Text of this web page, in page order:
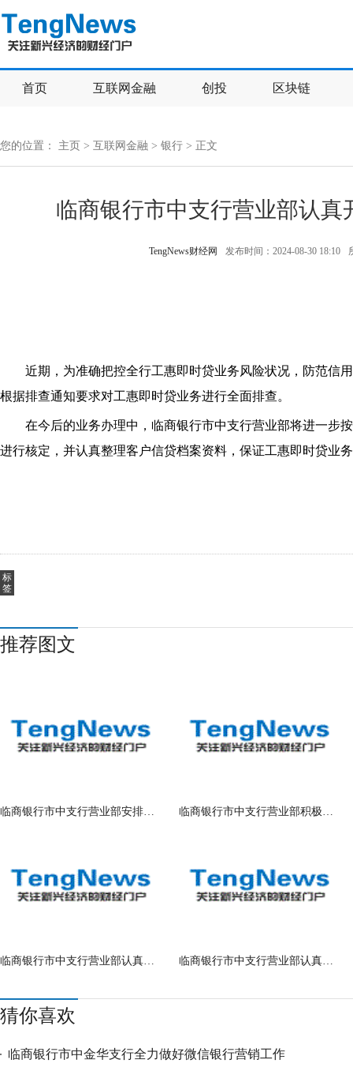
首页 互联网金融 创投 区块链
您的位置： 主页 > 互联网金融 > 银行 > 正文
临商银行市中支行营业部认
TengNews财经网 发布时间：2024-08-30 18:10
近期，为准确把控全行工惠即时贷业务风险状况，防范信
根据排查通知要求对工惠即时贷业务进行全面排查。
在今后的业务办理中，临商银行市中支行营业部将进一步
进行核定，并认真整理客户信贷档案资料，保证工惠即时贷业
标
签
推荐图文
临商银行市中支行营业部安排部署暑期防 临商银行市中支行营业部积极开展二季度
临商银行市中支行营业部认真学习个人房 临商银行市中支行营业部认真学习放款业
猜你喜欢
临商银行市中金华支行全力做好微信银行营销工作